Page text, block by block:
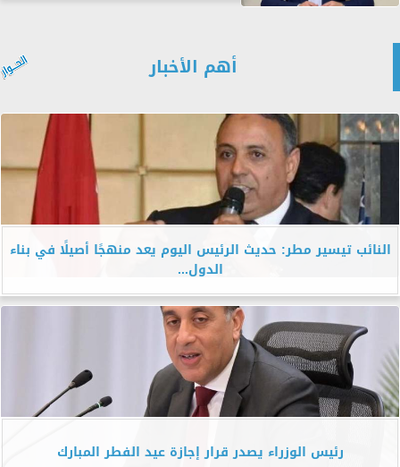
أهم الأخبار
النائب تيسير مطر: حديث الرئيس اليوم يعد منهجًا أصيلًا في بناء
الدول...
رئيس الوزراء يصدر قرار إجازة عيد الفطر المبارك